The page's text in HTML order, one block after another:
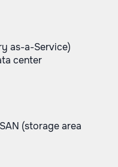
as-a-Service)
center
(storage area